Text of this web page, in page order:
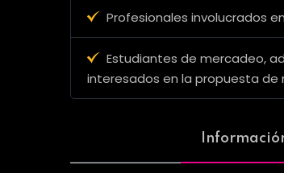
Profesionales involucrados
Estudiantes de mercadeo,
interesados en la propuesta de